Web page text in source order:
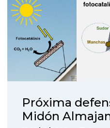
Próxima
Midón